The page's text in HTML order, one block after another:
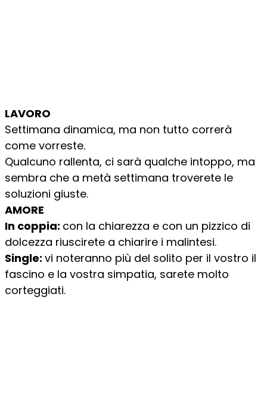
LAVORO
Settimana dinamica, ma non tutto correrà
come vorreste.
Qualcuno rallenta, ci sarà qualche intoppo, ma
sembra che a metà settimana troverete le
soluzioni giuste.
AMORE
In coppia: con la chiarezza e con un pizzico di
dolcezza riuscirete a chiarire i malintesi.
Single: vi noteranno più del solito per il vostro il
fascino e la vostra simpatia, sarete molto
corteggiati.